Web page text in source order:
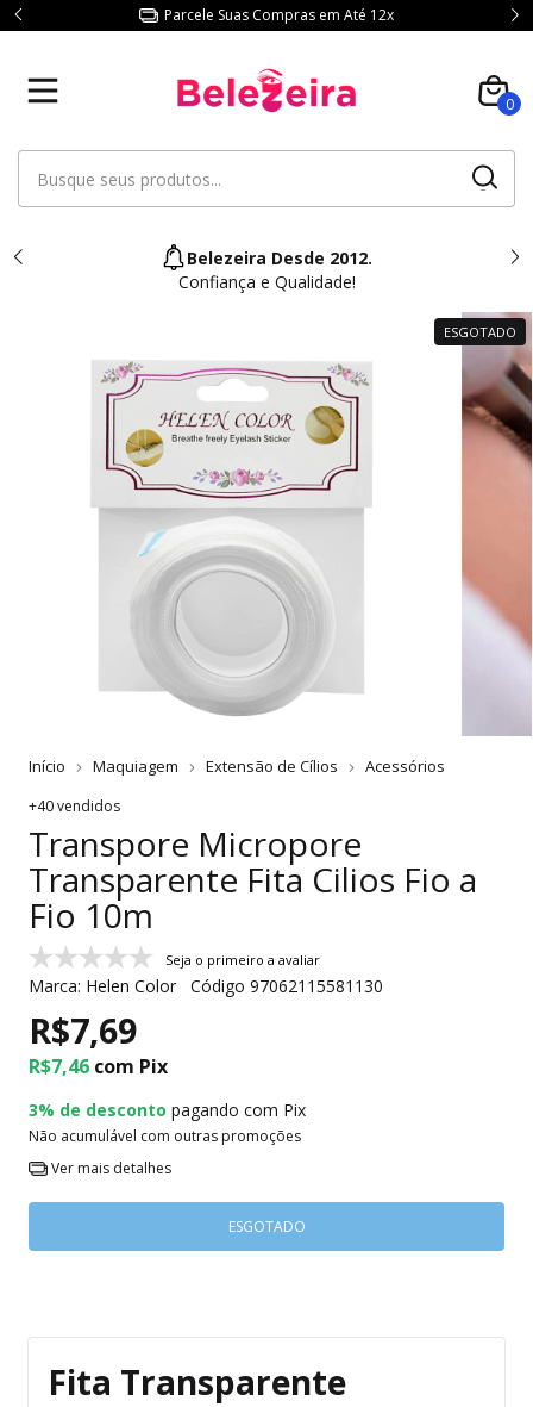
Parcele Suas Compras em Até 12x
0
Belezeira Desde 2012.
Confiança e Qualidade!
ESGOTADO
Início Maquiagem Extensão de Cílios Acessórios
+40 vendidos
Transpore Micropore
Transparente Fita Cilios Fio a
Fio 10m
Seja o primeiro a avaliar
Marca: Helen Color Código 97062115581130
R$7,69
R$7,46 com Pix
3% de desconto pagando com Pix
Não acumulável com outras promoções
Ver mais detalhes
Fita Transparente